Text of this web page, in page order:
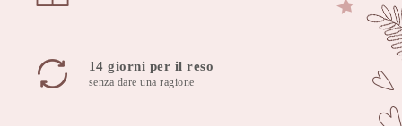
14 giorni per il reso
senza dare una ragione